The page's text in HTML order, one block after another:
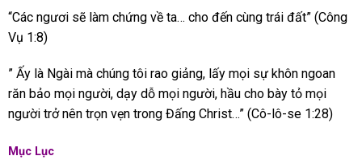
“Các ngươi sẽ làm chứng về ta… cho đến cùng trái đất” (Công
Vụ 1:8)
” Ấy là Ngài mà chúng tôi rao giảng, lấy mọi sự khôn ngoan
răn bảo mọi người, dạy dỗ mọi người, hầu cho bày tỏ mọi
người trở nên trọn vẹn trong Đấng Christ…” (Cô-lô-se 1:28)
Mục Lục